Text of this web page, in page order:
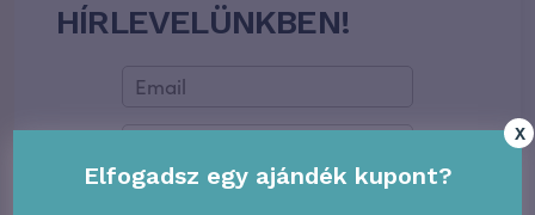
HÍRLEVELÜNKBEN!
X
Elfogadsz egy ajándék kupont?